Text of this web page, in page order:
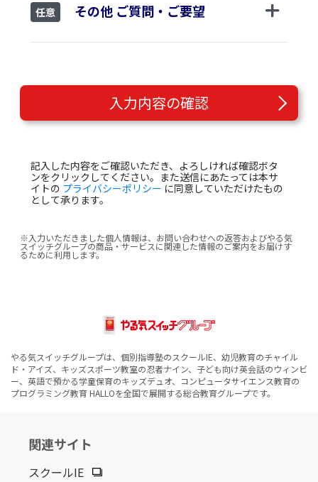
任意 その他 ご質問・ご要望
入力内容の確認
記入した内容をご確認いただき、よろしければ確認ボタ
ンをクリックしてください。また送信にあたっては本サ
イトの プライバシーポリシー に同意していただけたもの
として承ります。
※入力いただきました個人情報は、お問い合わせへの返答およびやる気
スイッチグループの商品・サービスに関連した情報のご案内をお届けす
るために利用します。
やる気スイッチグループは、個別指導塾のスクールIE、幼児教育のチャイル
ド・アイズ、キッズスポーツ教室の忍者ナイン、子ども向け英会話のウィンビ
ー、英語で預かる学童保育のキッズデュオ、コンピュータサイエンス教育の
プログラミング教育 HALLOを全国で展開する総合教育グループです。
関連サイト
スクールIE